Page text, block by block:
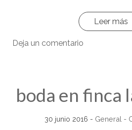
Leer más
Deja un comentario
boda en finca
30 junio 2016 - General -